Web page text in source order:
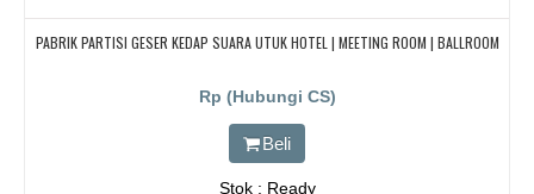
PABRIK PARTISI GESER KEDAP SUARA UTUK HOTEL | MEETING ROOM | BALLROOM
Rp (Hubungi CS)
Beli
Stok : Ready